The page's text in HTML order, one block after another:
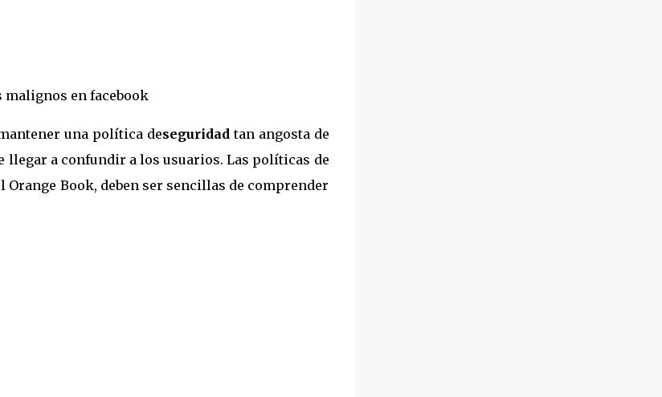
malignos en facebook
una política deseguridadtan angosta de
llegar a confundir a los usuarios. Las políticas de
Orange Book, deben ser sencillas de comprender